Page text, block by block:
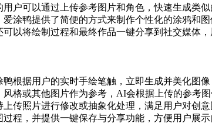
户可以通过上传参考图片和角色，快速生成类
涂鸭提供了简便的方式来制作个性化的涂鸦和
以将绘制过程和最终作品一键分享到社交媒体
根据用户的实时手绘笔触，立即生成并美化图
格或其他图片作为参考，AI会根据上传的参考
传照片进行修改或抽象化处理，满足用户对创意
程，并提供一键保存与分享功能，方便用户展示